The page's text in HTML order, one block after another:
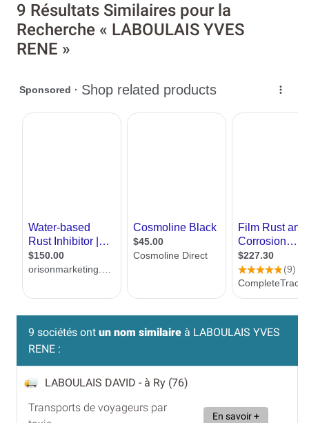
9 Résultats Similaires pour la
Recherche « LABOULAIS YVES
RENE »
9 sociétés ont un nom similaire à LABOULAIS YVES
RENE :
LABOULAIS DAVID - à Ry (76)
Transports de voyageurs par
En savoir +